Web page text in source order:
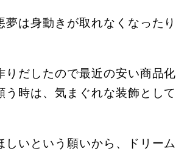
は身動きが取れなくなったり
だしたので最近の安い商品化
時は、気まぐれな装飾として
いという願いから、ドリーム